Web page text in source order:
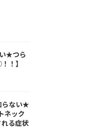
★つら
！】
らない★
ネック
る症状